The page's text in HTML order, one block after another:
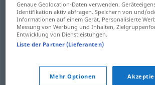
erverkehrt nurin den besten Kreisen<h
he only moves in thebestcircles
mit jemandem verkehren
Genaue Geolocation-Daten verwenden.
Identifikation aktiv abfragen. Speichern von und/
Informationen auf einem Gerät. Personalisierte
Messung von Werbung und Inhalten,
Entwicklung von Dienstleistungen.
Liste der Partner (Lieferanten)
Mehr Optionen